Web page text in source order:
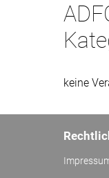
keine